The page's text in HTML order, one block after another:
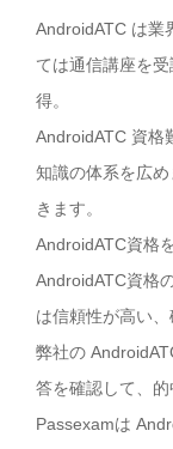
AndroidATC は業
ては通信講座を
得。
AndroidATC 資格
知識の体系を広
きます。
AndroidATC資格
AndroidATC資格
は信頼性が高い
弊社の
答を確認して、
Passexamは